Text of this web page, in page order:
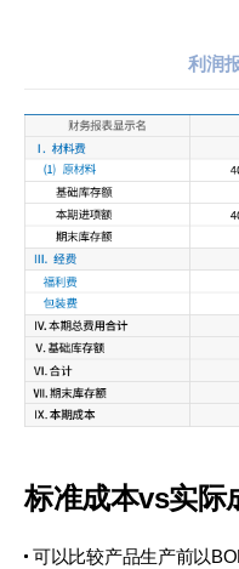
利润
标准成本vs实际
可以比较产品生产前以